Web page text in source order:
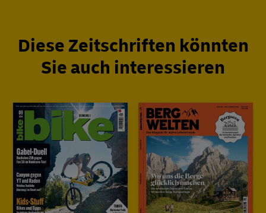
Diese Zeitschriften könnten
Sie auch interessieren